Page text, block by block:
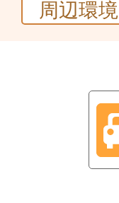
周辺環境